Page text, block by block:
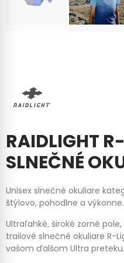
RAIDLIGHT
SLNEČNÉ
Unisex slnečné okuliare
štýlovo, pohodlne a výkonne.
Ultraľahké, široké zorné
trailové slnečné okuliare R-
vašom ďalšom Ultra preteku.